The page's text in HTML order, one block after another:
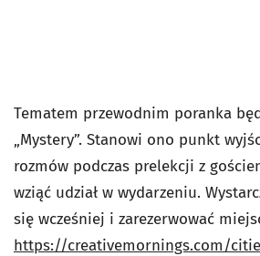
Tematem przewodnim poranka
„Mystery”. Stanowi ono punkt
rozmów podczas prelekcji z
wziąć udział w wydarzeniu.
się wcześniej i zarezerwować
https://creativemornings.com/